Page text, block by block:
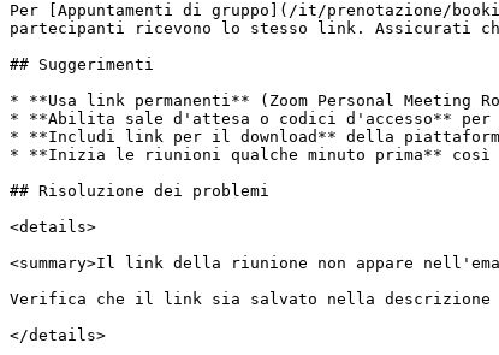
Per [Appuntamenti di gruppo](/it/prenotazione/
partecipanti ricevono lo stesso link. Assicurati
## Suggerimenti
* **Usa link permanenti** (Zoom Personal
* **Abilita sale d'attesa o codici d'accesso** per
* **Includi link per il download** della
* **Inizia le riunioni qualche minuto prima**
## Risoluzione dei problemi
<details>
<summary>Il link della riunione non appare
Verifica che il link sia salvato nella descrizione
</details>